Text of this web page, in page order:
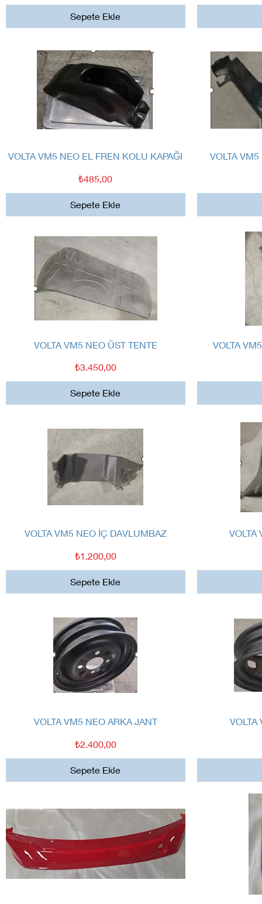
Sepete Ekle
Hızlı Bakış
VOLTA VM5 NEO EL FREN KOLU KAPAĞI
Fiyat
₺485,00
Sepete Ekle
VOLTA
Hızlı Bakış
VOLTA VM5 NEO ÜST TENTE
Fiyat
₺3.450,00
Sepete Ekle
VOLTA
Hızlı Bakış
VOLTA VM5 NEO İÇ DAVLUMBAZ
Fiyat
₺1.200,00
Sepete Ekle
VOLTA
Hızlı Bakış
VOLTA VM5 NEO ARKA JANT
Fiyat
₺2.400,00
Sepete Ekle
VOLTA